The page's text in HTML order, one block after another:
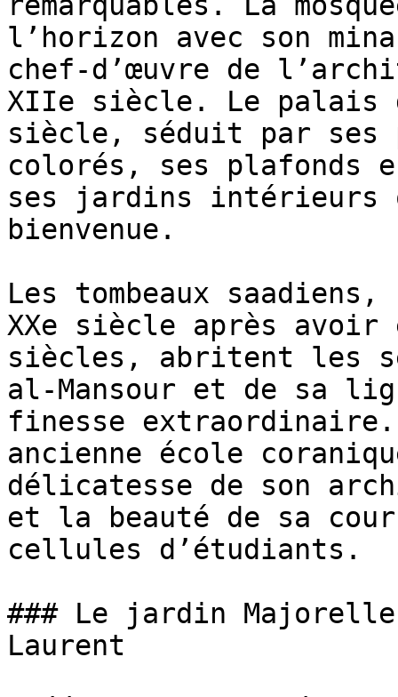
l’horizon avec son
chef-d’œuvre de
XIIe siècle. Le palais
siècle, séduit par ses
colorés, ses plafonds
ses jardins intérieurs
bienvenue.
Les tombeaux
XXe siècle après avoir
siècles, abritent les
al-Mansour et de sa
finesse extraordinaire.
ancienne école
délicatesse de son
et la beauté de sa
cellules d’étudiants.
### Le jardin
Laurent